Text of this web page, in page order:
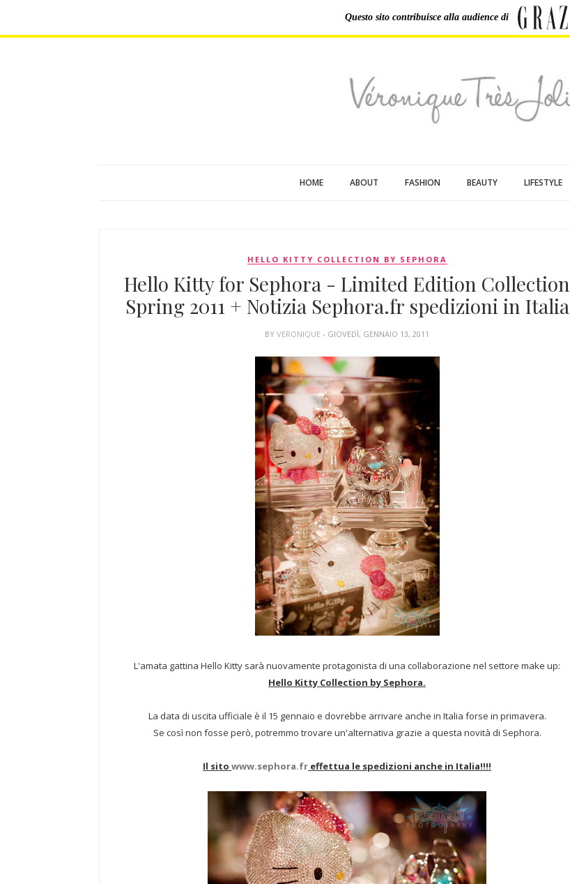
Questo sito contribuisce alla audience di
HOME ABOUT FASHION BEAUTY LIFESTYLE
HELLO KITTY COLLECTION BY SEPHORA
Hello Kitty for Sephora - Limited Edition Collection
Spring 2011 + Notizia Sephora.fr spedizioni in Italia
BYVERONIQUE- GIOVEDÌ, GENNAIO 13, 2011
L'amata gattina Hello Kitty sarà nuovamente protagonista di una collaborazione nel settore make up:
Hello Kitty Collection by Sephora.
La data di uscita ufficiale è il 15 gennaio e dovrebbe arrivare anche in Italia forse in primavera.
Se così non fosse però, potremmo trovare un'alternativa grazie a questa novità di Sephora.
Il sitowww.sephora.fr effettua le spedizioni anche in Italia!!!!